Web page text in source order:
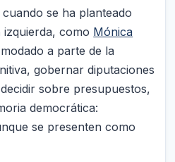
se ha planteado
como Mónica
a parte de la
gobernar diputaciones
sobre presupuestos,
democrática:
se presenten como